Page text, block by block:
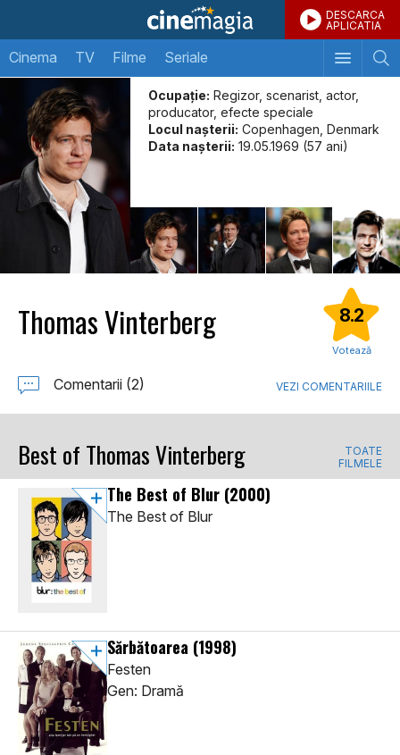
DESCARCA
APLICATIA
Cinema TV Filme Seriale
Ocupație: Regizor, scenarist, actor,
producator, efecte speciale
Locul naşterii: Copenhagen, Denmark
Data naşterii: 19.05.1969 (57 ani)
Thomas Vinterberg 8.2
Votează
Comentarii (2) VEZI COMENTARIILE
Best of Thomas Vinterberg
TOATE
FILMELE
The Best of Blur (2000)
The Best of Blur
Sărbătoarea (1998)
Festen
Gen: Dramă